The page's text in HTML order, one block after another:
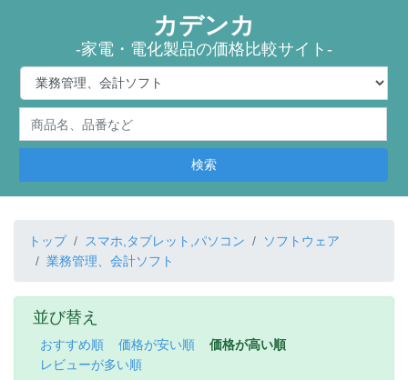
カデンカ
-家電・電化製品の価格比較サイト-
検索
トップ スマホ,タブレット,パソコン
ソフトウェア
業務管理、会計ソフト
並び替え
おすすめ順 価格が安い順
価格が高い順
レビューが多い順